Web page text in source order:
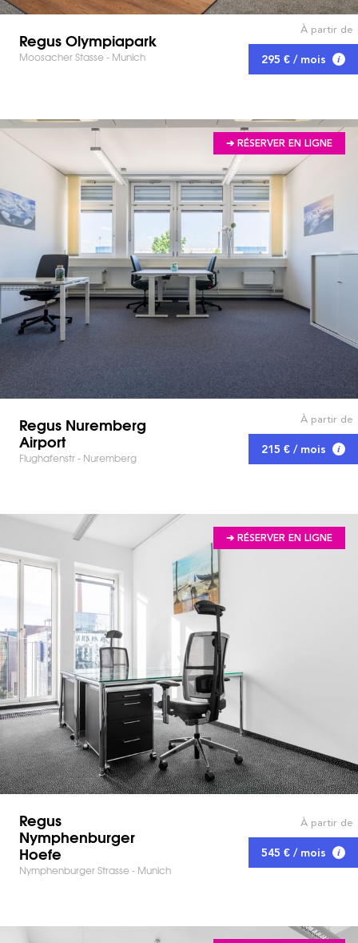
Regus Olympiapark
Moosacher Stasse - Munich
À partir de
295 € / mois
➔ RÉSERVER EN LIGNE
Regus Nuremberg
Airport
Flughafenstr - Nuremberg
À partir de
215 € / mois
➔ RÉSERVER EN LIGNE
Regus
Nymphenburger
Hoefe
Nymphenburger Strasse - Munich
À partir de
545 € / mois